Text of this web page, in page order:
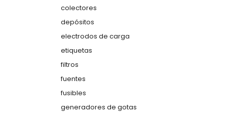
colectores
depósitos
electrodos de carga
etiquetas
filtros
fuentes
fusibles
generadores de gotas